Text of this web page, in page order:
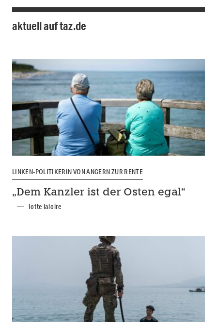
aktuell auf taz.de
LINKEN-POLITIKERIN VON ANGERN ZUR RENTE
„Dem Kanzler ist der Osten egal“
lotte laloire